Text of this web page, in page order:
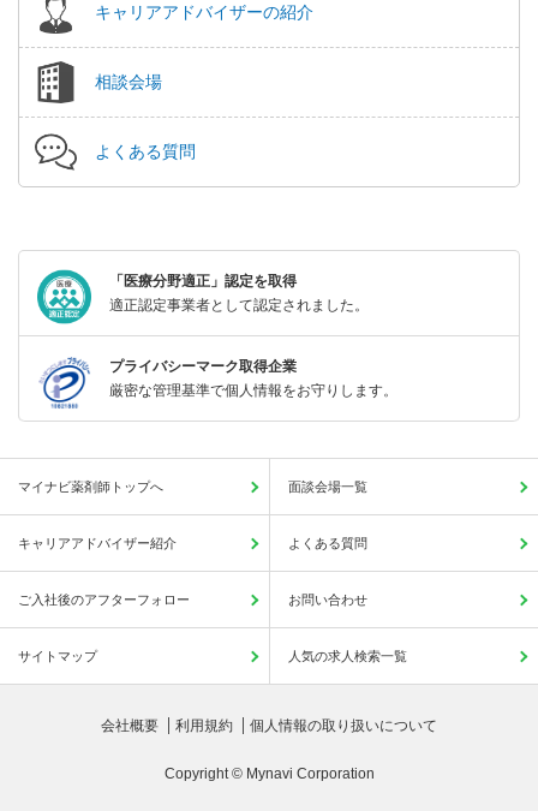
キャリアアドバイザーの紹介
相談会場
よくある質問
「医療分野適正」認定を取得
適正認定事業者として認定されました。
プライバシーマーク取得企業
厳密な管理基準で個人情報をお守りします。
マイナビ薬剤師トップへ 面談会場一覧
キャリアアドバイザー紹介 よくある質問
ご入社後のアフターフォロー お問い合わせ
サイトマップ 人気の求人検索一覧
会社概要 利用規約 個人情報の取り扱いについて
Copyright © Mynavi Corporation